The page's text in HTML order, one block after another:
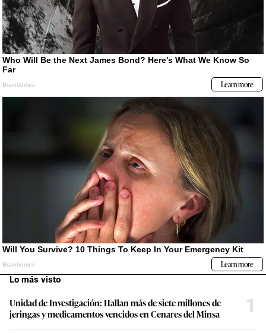
Lo más visto
Unidad de Investigación: Hallan más de siete millones de
jeringas y medicamentos vencidos en Cenares del Minsa
1